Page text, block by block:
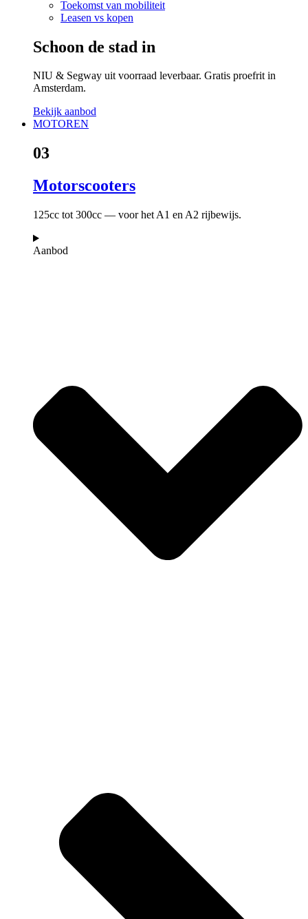
Toekomst van mobiliteit
Leasen vs kopen
Schoon de stad in
NIU & Segway uit voorraad leverbaar. Gratis proefrit in
Amsterdam.
Bekijk aanbod
MOTOREN
03
Motorscooters
125cc tot 300cc — voor het A1 en A2 rijbewijs.
Aanbod